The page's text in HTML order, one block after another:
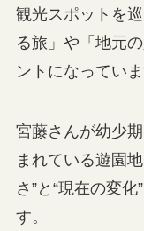
観光スポットを
る旅」や「地元
ントになっていま
宮藤さんが幼少
まれている遊園
さ”と“現在の変
す。